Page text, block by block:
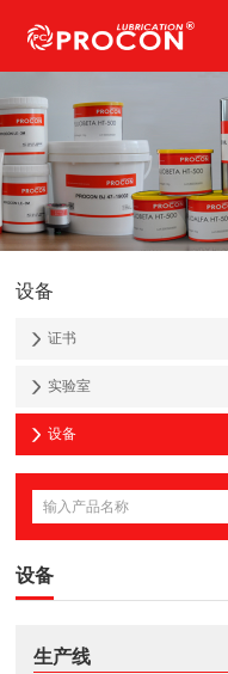
设备
证书
实验室
设备
设备
生产线